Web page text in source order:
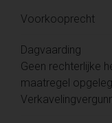
Voorkooprecht
Dagvaarding
Geen rechterlijke
maatregel